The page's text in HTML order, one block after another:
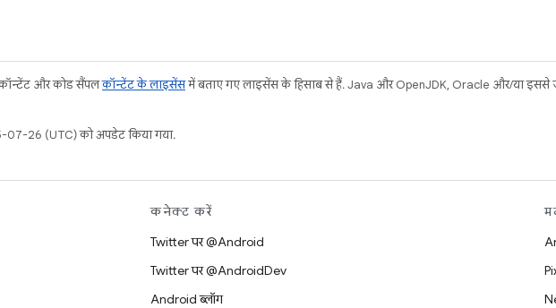
और कोड सैंपलकॉन्टेंट के लाइसेंसमें बताए गए लाइसेंस के हिसाब से हैं. Java और OpenJDK, Oracle और/या इससे
07-26 (UTC) को अपडेट किया गया.
कनेक्ट करें
Twitter पर @Android
Twitter पर @AndroidDev
Android ब्लॉग